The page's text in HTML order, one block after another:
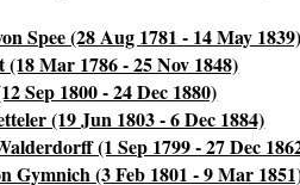
Spee (28 Aug 1781 - 14 May 1839)
Mar 1786 - 25 Nov 1848)
Sep 1800 - 24 Dec 1880)
(19 Jun 1803 - 6 Dec 1884)
(1 Sep 1799 - 27 Dec
Gymnich (3 Feb 1801 - 9 Mar